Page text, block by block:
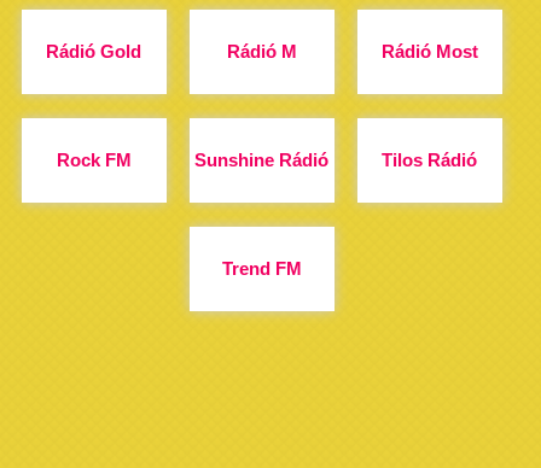
Rádió Gold Rádió M Rádió Most
Rock FM Sunshine Rádió Tilos Rádió
Trend FM